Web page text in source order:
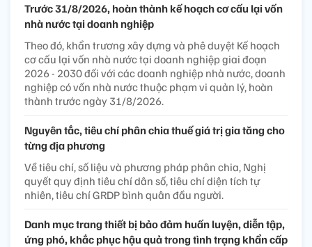
Trước 31/8/2026, hoàn thành kế hoạch cơ cấu lại vốn
nhà nước tại doanh nghiệp
Theo đó, khẩn trương xây dựng và phê duyệt Kế hoạch
cơ cấu lại vốn nhà nước tại doanh nghiệp giai đoạn
2026 - 2030 đối với các doanh nghiệp nhà nước, doanh
nghiệp có vốn nhà nước thuộc phạm vi quản lý, hoàn
thành trước ngày 31/8/2026.
Nguyên tắc, tiêu chí phân chia thuế giá trị gia tăng cho
từng địa phương
Về tiêu chí, số liệu và phương pháp phân chia, Nghị
quyết quy định tiêu chí dân số, tiêu chí diện tích tự
nhiên, tiêu chí GRDP bình quân đầu người.
Danh mục trang thiết bị bảo đảm huấn luyện, diễn tập,
ứng phó, khắc phục hậu quả trong tình trạng khẩn cấp